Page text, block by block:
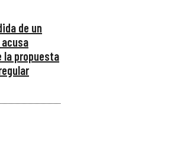
de un
la propuesta